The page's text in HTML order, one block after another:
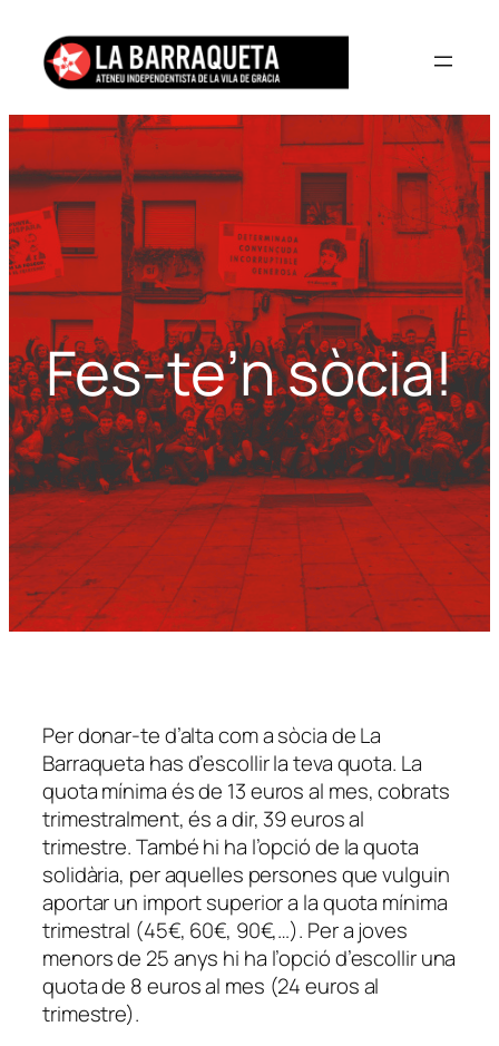
contingut
Fes-te’n sòcia!
Per donar-te d’alta com a sòcia de La
Barraqueta has d’escollir la teva quota. La
quota mínima és de 13 euros al mes, cobrats
trimestralment, és a dir, 39 euros al
trimestre. També hi ha l’opció de la quota
solidària, per aquelles persones que vulguin
aportar un import superior a la quota mínima
trimestral (45€, 60€, 90€,…). Per a joves
menors de 25 anys hi ha l’opció d’escollir una
quota de 8 euros al mes (24 euros al
trimestre).